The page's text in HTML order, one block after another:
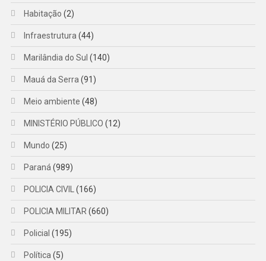
Habitação (2)
Infraestrutura (44)
Marilândia do Sul (140)
Mauá da Serra (91)
Meio ambiente (48)
MINISTÉRIO PÚBLICO (12)
Mundo (25)
Paraná (989)
POLICIA CIVIL (166)
POLICIA MILITAR (660)
Policial (195)
Política (5)